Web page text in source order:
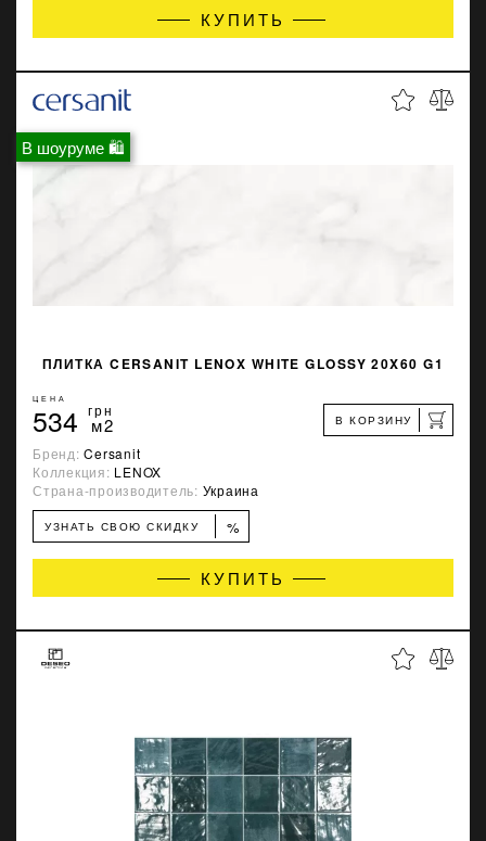
КУПИТЬ
В шоуруме 🛍
ПЛИТКА CERSANIT LENOX WHITE GLOSSY 20X60 G1
ЦЕНА
534 грн
м2 В КОРЗИНУ
Бренд:Cersanit
Коллекция: LENOX
Страна-производитель: Украина
УЗНАТЬ СВОЮ СКИДКУ %
КУПИТЬ